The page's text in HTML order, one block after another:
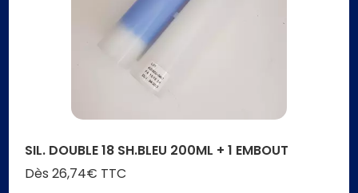
SIL. DOUBLE 18 SH.BLEU 200ML + 1 EMBOUT
Dès 26,74€ TTC